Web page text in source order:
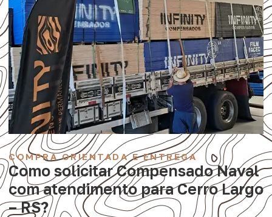
COMPRA ORIENTADA E ENTREGA
Como solicitar Compensado Naval
com atendimento para Cerro Largo
– RS?